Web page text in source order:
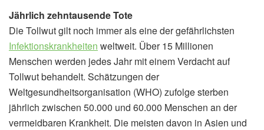
Jährlich zehntausende Tote
Die Tollwut gilt noch immer als eine der gefährlichsten
Infektionskrankheiten weltweit. Über 15 Millionen
Menschen werden jedes Jahr mit einem Verdacht auf
Tollwut behandelt. Schätzungen der
Weltgesundheitsorganisation (WHO) zufolge sterben
jährlich zwischen 50.000 und 60.000 Menschen an der
vermeidbaren Krankheit. Die meisten davon in Asien und